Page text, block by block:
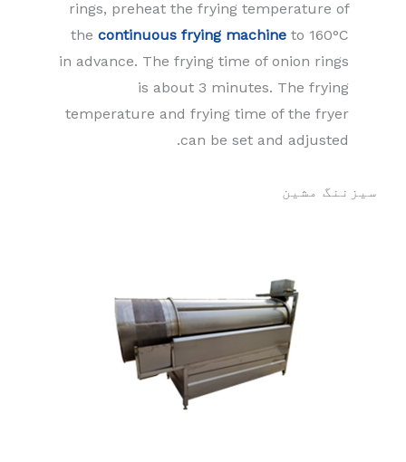
rings, preheat the frying temperature of
the continuous frying machine to 160°C
in advance. The frying time of onion rings
is about 3 minutes. The frying
temperature and frying time of the fryer
can be set and adjusted.
سیزننگ مشین